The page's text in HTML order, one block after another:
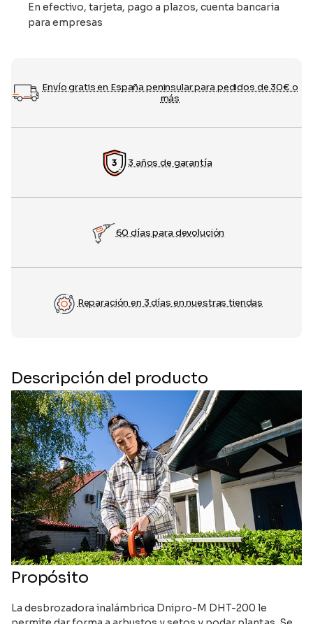
En efectivo, tarjeta, pago a plazos, cuenta bancaria
para empresas
Envío gratis en España peninsular para pedidos de 30€ o
más
3 años de garantía
60 días para devolución
Reparación en 3 días en nuestras tiendas
Descripción del producto
Propósito
La desbrozadora inalámbrica Dnipro-M DHT-200 le